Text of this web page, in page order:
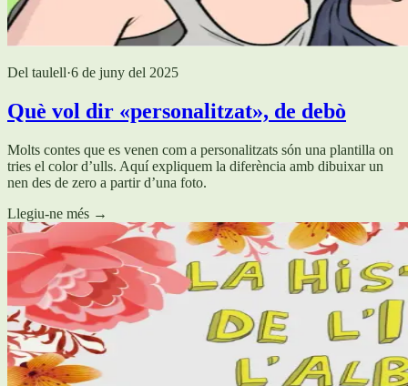
Del taulell·6 de juny del 2025
Què vol dir «personalitzat», de debò
Molts contes que es venen com a personalitzats són una plantilla on
tries el color d’ulls. Aquí expliquem la diferència amb dibuixar un
nen des de zero a partir d’una foto.
Llegiu-ne més →